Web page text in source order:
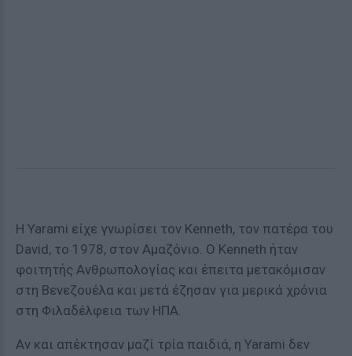
Η Yarami είχε γνωρίσει τον Kenneth, τον πατέρα του
David, το 1978, στον Αμαζόνιο. Ο Kenneth ήταν
φοιτητής Ανθρωπολογίας και έπειτα μετακόμισαν
στη Βενεζουέλα και μετά έζησαν για μερικά χρόνια
στη Φιλαδέλφεια των ΗΠΑ.
Αν και απέκτησαν μαζί τρία παιδιά, η Yarami δεν